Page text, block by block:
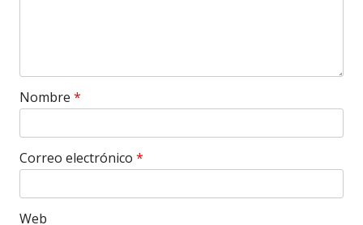
Nombre *
Correo electrónico *
Web